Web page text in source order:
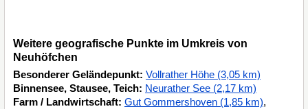
Weitere geografische Punkte im Umkreis von
Neuhöfchen
Besonderer Geländepunkt: Vollrather Höhe (3,05 km)
Binnensee, Stausee, Teich: Neurather See (2,17 km)
Farm / Landwirtschaft: Gut Gommershoven (1,85 km),